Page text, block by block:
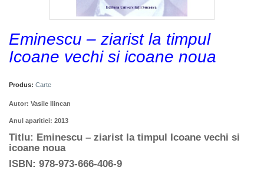
Eminescu – ziarist la timpul
Icoane vechi si icoane noua
Produs: Carte
Autor: Vasile Ilincan
Anul aparitiei: 2013
Titlu: Eminescu – ziarist la timpul Icoane vechi si
icoane noua
ISBN: 978-973-666-406-9